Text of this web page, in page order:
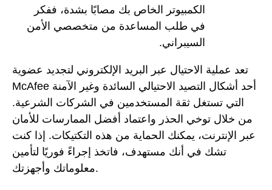
الكمبيوتر الخاص بك مصابًا بشدة، ففكر
في طلب المساعدة من متخصصي الأمن
السيبراني.
تعد عملية الاحتيال عبر البريد الإلكتروني لتجديد عضوية
McAfee أحد أشكال التصيد الاحتيالي السائدة وغير الآمنة
التي تستغل ثقة المستخدمين في الشركات الشرعية.
من خلال توخي الحذر واعتماد أفضل الممارسات للأمان
عبر الإنترنت، يمكنك الحماية من هذه التكتيكات. إذا كنت
تشك في أنك مستهدف، فاتخذ إجراءً فوريًا لتأمين
معلوماتك وأجهزتك.